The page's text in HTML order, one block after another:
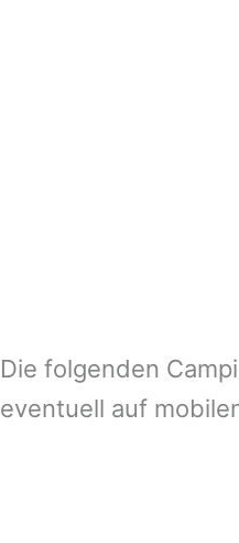
Die folgenden
eventuell auf